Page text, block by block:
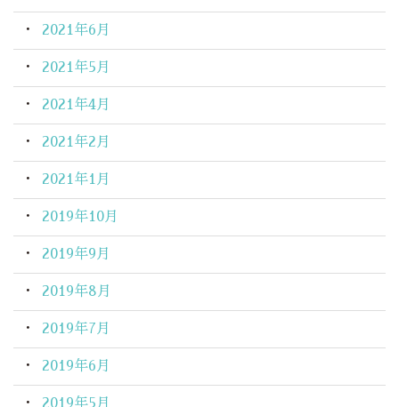
2021年6月
2021年5月
2021年4月
2021年2月
2021年1月
2019年10月
2019年9月
2019年8月
2019年7月
2019年6月
2019年5月